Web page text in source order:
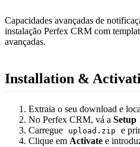
Capacidades avançadas de
instalação Perfex CRM com
avançadas.
Installation &
Extraia o seu download e
No Perfex CRM, vá a
Carregue
upload.zip e
Clique em Activate e